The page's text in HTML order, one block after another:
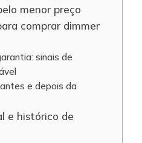
menor preço
comprar dimmer
sinais de
e depois da
e histórico de